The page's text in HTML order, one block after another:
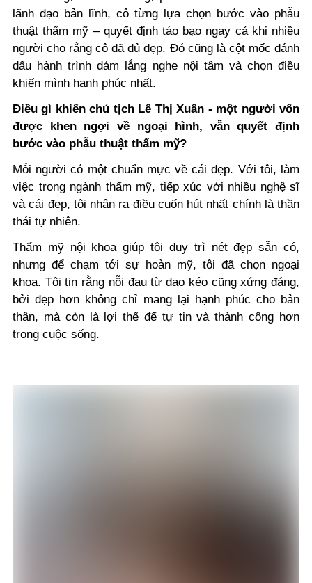
lãnh đạo bản lĩnh, cô từng lựa chọn bước vào phẫu
thuật thẩm mỹ – quyết định táo bạo ngay cả khi nhiều
người cho rằng cô đã đủ đẹp. Đó cũng là cột mốc đánh
dấu hành trình dám lắng nghe nội tâm và chọn điều
khiến mình hạnh phúc nhất.
Điều gì khiến chủ tịch Lê Thị Xuân - một người vốn
được khen ngợi về ngoại hình, vẫn quyết định
bước vào phẫu thuật thẩm mỹ?
Mỗi người có một chuẩn mực về cái đẹp. Với tôi, làm
việc trong ngành thẩm mỹ, tiếp xúc với nhiều nghệ sĩ
và cái đẹp, tôi nhận ra điều cuốn hút nhất chính là thần
thái tự nhiên.
Thẩm mỹ nội khoa giúp tôi duy trì nét đẹp sẵn có,
nhưng để chạm tới sự hoàn mỹ, tôi đã chọn ngoại
khoa. Tôi tin rằng nỗi đau từ dao kéo cũng xứng đáng,
bởi đẹp hơn không chỉ mang lại hạnh phúc cho bản
thân, mà còn là lợi thế để tự tin và thành công hơn
trong cuộc sống.